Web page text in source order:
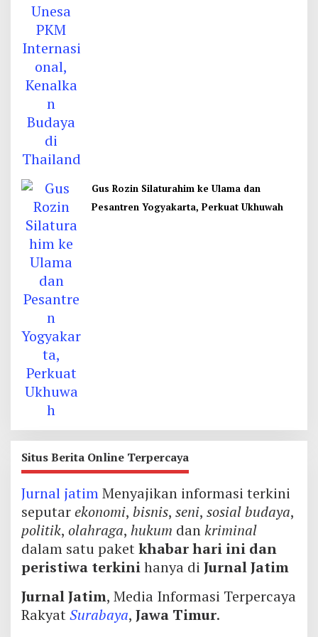
Gus Rozin Silaturahim ke Ulama dan
Pesantren Yogyakarta, Perkuat Ukhuwah
Situs Berita Online Terpercaya
Jurnal jatimMenyajikan informasi terkini
seputarekonomi, bisnis, seni, sosial budaya,
politik, olahraga, hukum dankriminal
dalam satu paketkhabar hari ini dan
peristiwa terkinihanya di Jurnal Jatim
Jurnal Jatim, Media Informasi Terpercaya
RakyatSurabaya, Jawa Timur.